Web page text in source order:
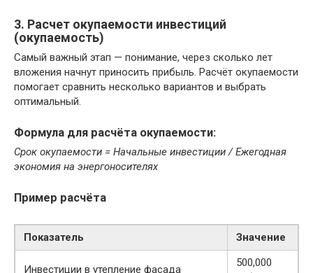
3. Расчет окупаемости инвестиций
(окупаемость)
Самый важный этап — понимание, через сколько лет
вложения начнут приносить прибыль. Расчёт окупаемости
помогает сравнить несколько вариантов и выбрать
оптимальный.
Формула для расчёта окупаемости:
Срок окупаемости = Начальные инвестиции / Ежегодная
экономия на энергоносителях
Пример расчёта
Показатель Значение
Инвестиции в утепление фасада
500,000